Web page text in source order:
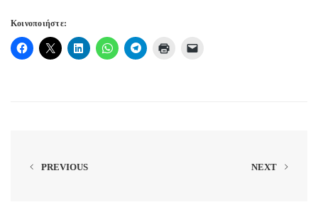
Κοινοποιήστε:
PREVIOUS NEXT